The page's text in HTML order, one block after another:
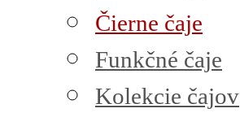
Čierne čaje
Funkčné čaje
Kolekcie čajov